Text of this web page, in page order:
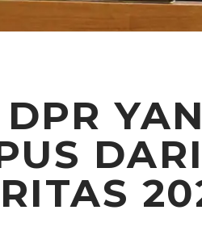
DARI